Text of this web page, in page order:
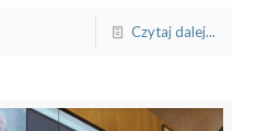
Czytaj dalej...